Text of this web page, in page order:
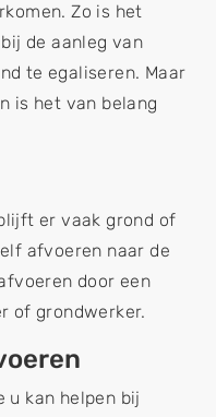
Zo is het
de aanleg van
te egaliseren. Maar
is het van belang
er vaak grond of
afvoeren naar de
door een
of grondwerker.
u kan helpen bij